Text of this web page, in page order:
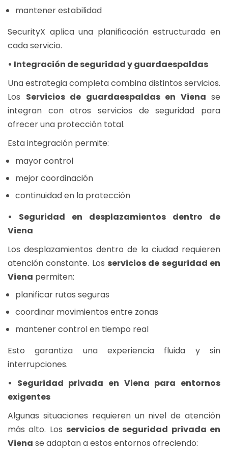
mantener estabilidad
SecurityX aplica una planificación estructurada en
cada servicio.
• Integración de seguridad y guardaespaldas
Una estrategia completa combina distintos servicios.
Los Servicios de guardaespaldas en Viena se
integran con otros servicios de seguridad para
ofrecer una protección total.
Esta integración permite:
mayor control
mejor coordinación
continuidad en la protección
• Seguridad en desplazamientos dentro de
Viena
Los desplazamientos dentro de la ciudad requieren
atención constante. Los servicios de seguridad en
Viena permiten:
planificar rutas seguras
coordinar movimientos entre zonas
mantener control en tiempo real
Esto garantiza una experiencia fluida y sin
interrupciones.
• Seguridad privada en Viena para entornos
exigentes
Algunas situaciones requieren un nivel de atención
más alto. Los servicios de seguridad privada en
Viena se adaptan a estos entornos ofreciendo: